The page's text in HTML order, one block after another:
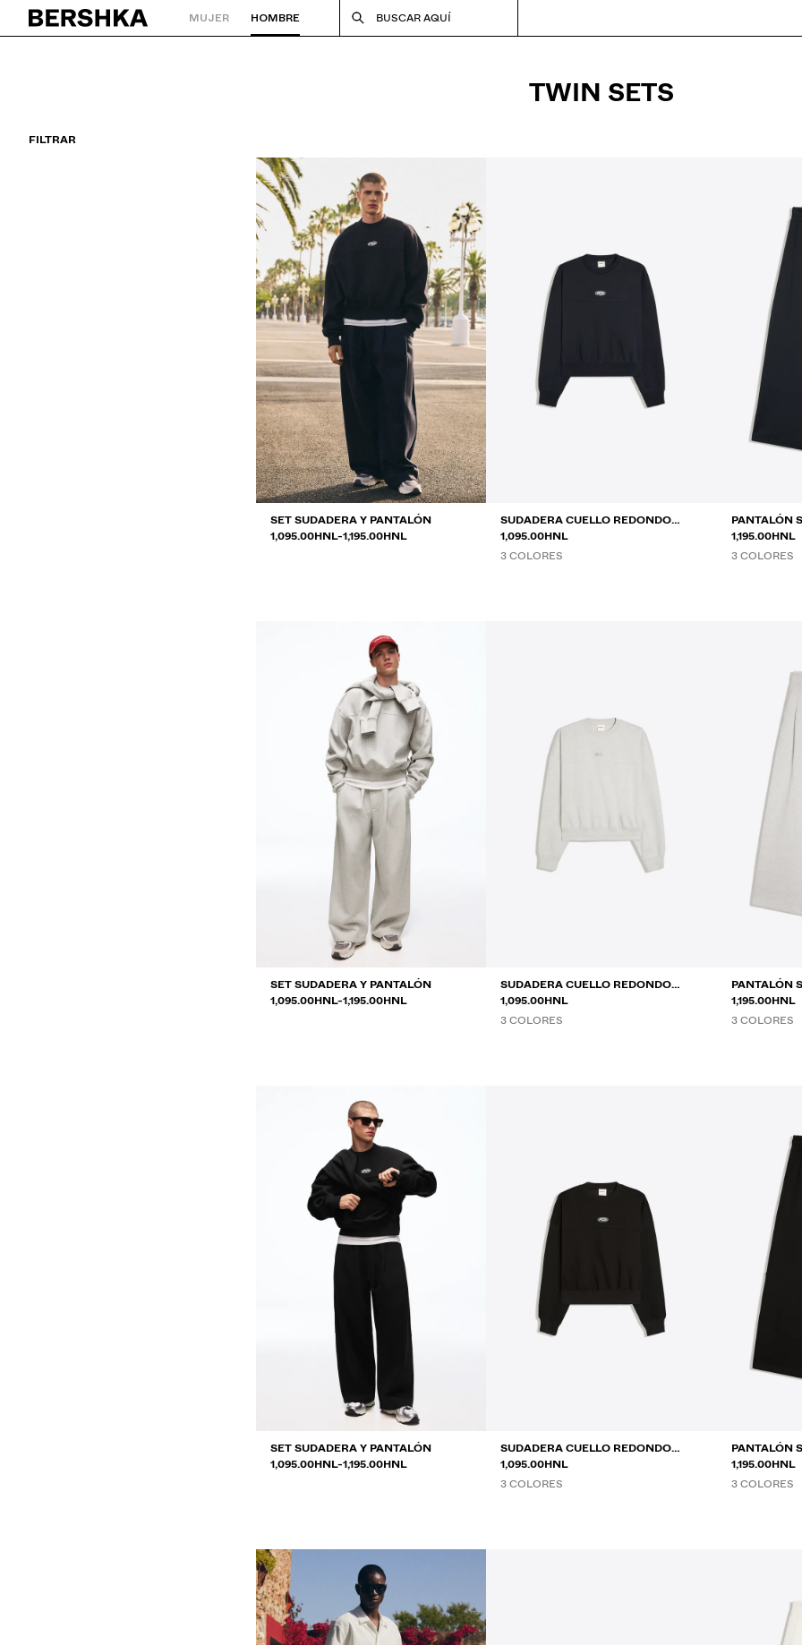
Volver a la página de inicioMUJER HOMBRE BUSCAR AQUÍ
TWIN SETS
FILTRAR
SET SUDADERA Y PANTALÓN
RANGO DE PRECIOS ENTRE
1,095.00HNL
Y -1,195.00HNL
SUDADERA CUELLO REDONDO
PARCHE
1,095.00HNL
3 COLORES
PANTALÓN
1,195.00HNL
3 COLORES
SET SUDADERA Y PANTALÓN
RANGO DE PRECIOS ENTRE
1,095.00HNL
Y -1,195.00HNL
SUDADERA CUELLO REDONDO
PARCHE
1,095.00HNL
3 COLORES
PANTALÓN
1,195.00HNL
3 COLORES
SET SUDADERA Y PANTALÓN
RANGO DE PRECIOS ENTRE
1,095.00HNL
Y -1,195.00HNL
SUDADERA CUELLO REDONDO
PARCHE
1,095.00HNL
3 COLORES
PANTALÓN
1,195.00HNL
3 COLORES